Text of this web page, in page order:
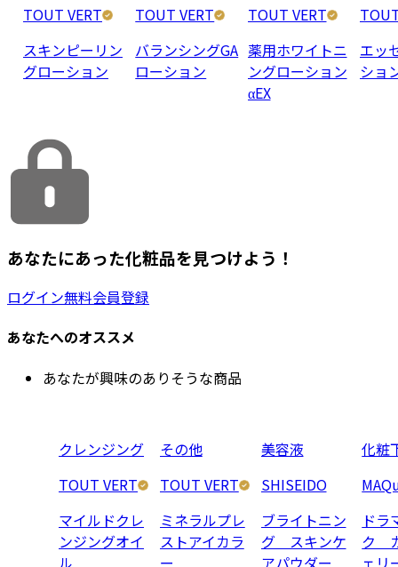
TOUT VERT
スキンピーリン
グローション
TOUT VERT
バランシングGA
ローション
TOUT VERT
薬用ホワイトニ
ングローション
αEX
エッ
ショ
あなたにあった化粧品を見つけよう！
ログイン無料会員登録
あなたへのオススメ
あなたが興味のありそうな商品
クレンジング
TOUT VERT
マイルドクレ
ンジングオイ
ル
その他
TOUT VERT
ミネラルプレ
ストアイカラ
ー
美容液
SHISEIDO
ブライトニン
グ スキンケ
アパウダー
化粧
ドラ
ク
ェ